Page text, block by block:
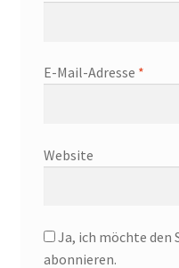
E-Mail-Adresse *
Website
Ja, ich möchte
abonnieren.